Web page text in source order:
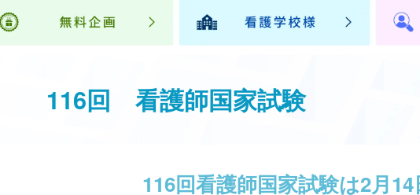
116回 看護師国家試験
116回看護師国家試験は2月